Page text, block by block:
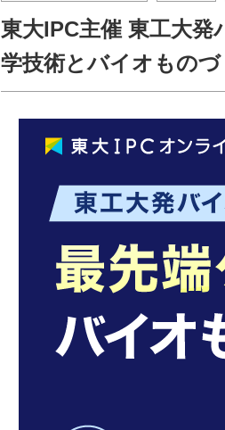
東大IPC主催 東工大
学技術とバイオものづ